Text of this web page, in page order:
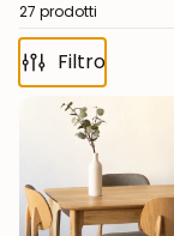
27 prodotti
Filtro